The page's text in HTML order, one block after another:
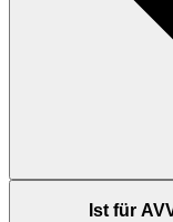
Ist für